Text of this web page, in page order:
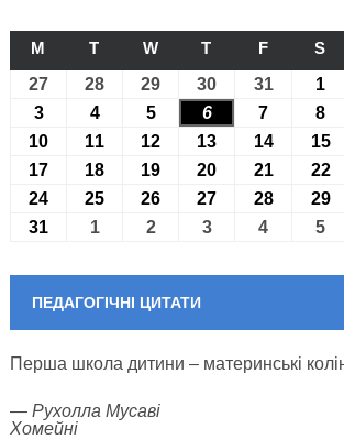
M ПОНЕДІЛОК
T ВІВТОРОК
WСЕРЕДА
T ЧЕТВЕР
FП’ЯТНИЦЯ
S
27 27.07.2026
28 28.07.2026
29 29.07.2026
30 30.07.2026
31 1
303.08.2026
404.08.2026
505.08.2026
606.08.2026
7 8
10 10.08.2026
11 11.08.2026
12 12.08.2026
13 13.08.2026
14 15
17 17.08.2026
18 18.08.2026
19 19.08.2026
20 20.08.2026
21 22
24 24.08.2026
25 25.08.2026
26 26.08.2026
27 27.08.2026
28 29
31 31.08.2026
101.09.2026
202.09.2026
303.09.2026
4 5
ПЕДАГОГІЧНІ ЦИТАТИ
Перша школа дитини – материнські
— Рухолла Мусаві
Хомейні